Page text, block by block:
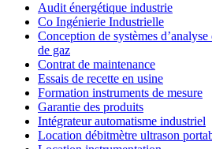
Audit énergétique industrie
Co Ingénierie Industrielle
Conception de systèmes
de gaz
Contrat de maintenance
Essais de recette en usine
Formation instruments de mesure
Garantie des produits
Intégrateur automatisme industriel
Location débitmètre ultrason